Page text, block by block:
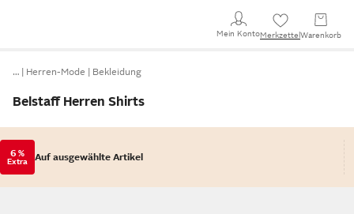
Mein KontoMerkzettel Warenkorb
… Herren-Mode Bekleidung
Belstaff Herren Shirts
6 %
Extra Auf ausgewählte Artikel